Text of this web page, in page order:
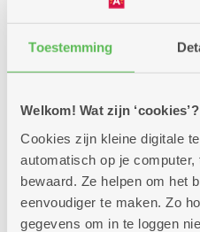
Toestemming
Welkom! Wat zijn ‘cookies’?
Cookies zijn kleine digitale
automatisch op je
bewaard. Ze helpen om het
eenvoudiger te maken. Zo
gegevens om in te loggen
Ook graag wat
In het
een lekkere maaltijd,
informatie ... en ook
voorthuisdiensten.
vele mogelijkheden: